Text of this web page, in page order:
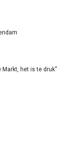
Markt, het is te druk”